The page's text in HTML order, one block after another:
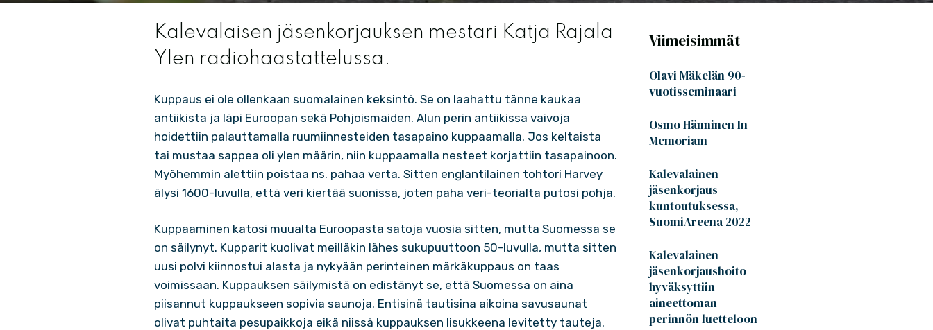
Kalevalaisen jäsenkorjauksen mestari Katja Rajala
Ylen radiohaastattelussa.
Kuppaus ei ole ollenkaan suomalainen keksintö. Se on laahattu tänne kaukaa
antiikista ja läpi Euroopan sekä Pohjoismaiden. Alun perin antiikissa vaivoja
hoidettiin palauttamalla ruumiinnesteiden tasapaino kuppaamalla. Jos keltaista
tai mustaa sappea oli ylen määrin, niin kuppaamalla nesteet korjattiin tasapainoon.
Myöhemmin alettiin poistaa ns. pahaa verta. Sitten englantilainen tohtori Harvey
älysi 1600-luvulla, että veri kiertää suonissa, joten paha veri-teorialta putosi pohja.
Kuppaaminen katosi muualta Euroopasta satoja vuosia sitten, mutta Suomessa se
on säilynyt. Kupparit kuolivat meilläkin lähes sukupuuttoon 50-luvulla, mutta sitten
uusi polvi kiinnostui alasta ja nykyään perinteinen märkäkuppaus on taas
voimissaan. Kuppauksen säilymistä on edistänyt se, että Suomessa on aina
piisannut kuppaukseen sopivia saunoja. Entisinä tautisina aikoina savusaunat
olivat puhtaita pesupaikkoja eikä niissä kuppauksen lisukkeena levitetty tauteja.
Viimeisimmät
Olavi Mäkelän 90-
vuotisseminaari
Osmo Hänninen In
Memoriam
Kalevalainen
jäsenkorjaus
kuntoutuksessa,
SuomiAreena 2022
Kalevalainen
jäsenkorjaushoito
hyväksyttiin
aineettoman
perinnön luetteloon